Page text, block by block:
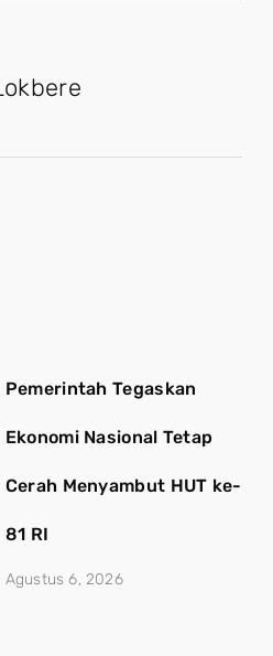
Pemerintah Tegaskan
Ekonomi Nasional Tetap
Cerah Menyambut HUT ke-
81 RI
Agustus 6, 2026